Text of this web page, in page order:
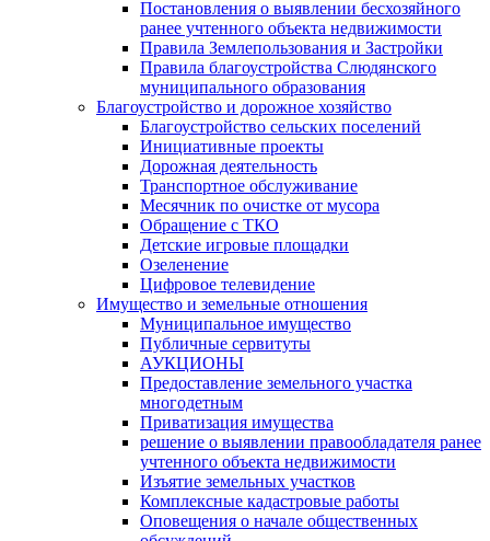
Постановления о выявлении бесхозяйного
ранее учтенного объекта недвижимости
Правила Землепользования и Застройки
Правила благоустройства Слюдянского
муниципального образования
Благоустройство и дорожное хозяйство
Благоустройство сельских поселений
Инициативные проекты
Дорожная деятельность
Транспортное обслуживание
Месячник по очистке от мусора
Обращение с ТКО
Детские игровые площадки
Озеленение
Цифровое телевидение
Имущество и земельные отношения
Муниципальное имущество
Публичные сервитуты
АУКЦИОНЫ
Предоставление земельного участка
многодетным
Приватизация имущества
решение о выявлении правообладателя ранее
учтенного объекта недвижимости
Изъятие земельных участков
Комплексные кадастровые работы
Оповещения о начале общественных